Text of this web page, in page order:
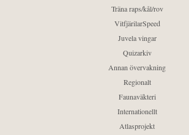
Träna raps/kål/rov
VitfjärilarSpeed
Juvela vingar
Quizarkiv
Annan övervakning
Regionalt
Faunaväkteri
Internationellt
Atlasprojekt